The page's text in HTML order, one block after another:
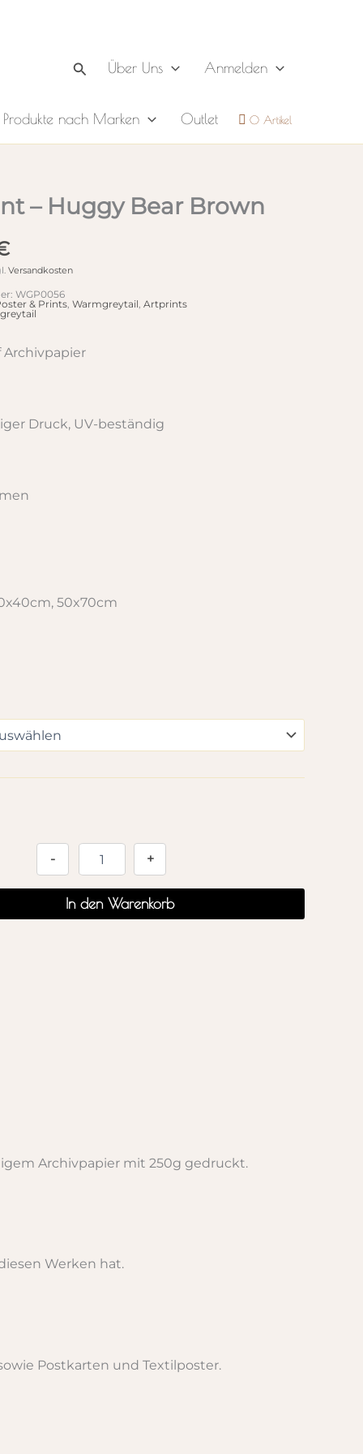
Über Uns Anmelden
Produkte nach Marken Outlet 0 Artikel
– Huggy Bear Brown
Versandkosten
WGP0056
& Prints Warmgreytail Artprints
Archivpapier
Druck, UV-beständig
50x70cm
- +
In den Warenkorb
Archivpapier mit 250g gedruckt.
Werken hat.
Postkarten und Textilposter.